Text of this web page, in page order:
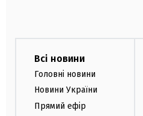
Всі новини
Головні новини
Новини України
Прямий ефір